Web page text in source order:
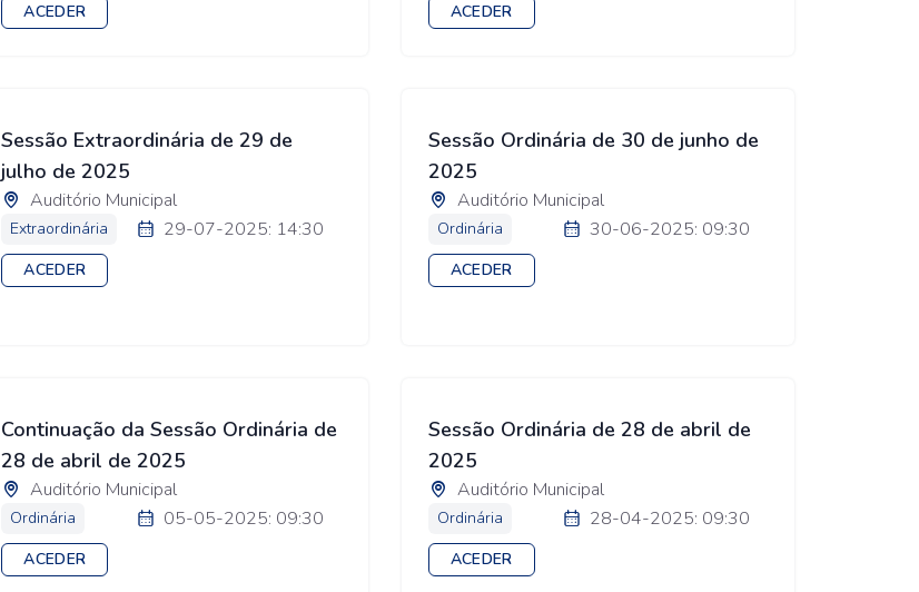
ACEDER ACEDER
Sessão Extraordinária de 29 de
julho de 2025
Auditório Municipal
Extraordinária 29-07-2025: 14:30
ACEDER
Sessão Ordinária de 30 de junho de
2025
Auditório Municipal
Ordinária 30-06-2025: 09:30
ACEDER
Continuação da Sessão Ordinária de
28 de abril de 2025
Auditório Municipal
Ordinária 05-05-2025: 09:30
ACEDER
Sessão Ordinária de 28 de abril de
2025
Auditório Municipal
Ordinária 28-04-2025: 09:30
ACEDER